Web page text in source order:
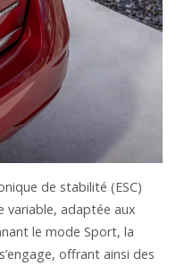
de stabilité (ESC)
variable, adaptée aux
le mode Sport, la
offrant ainsi des